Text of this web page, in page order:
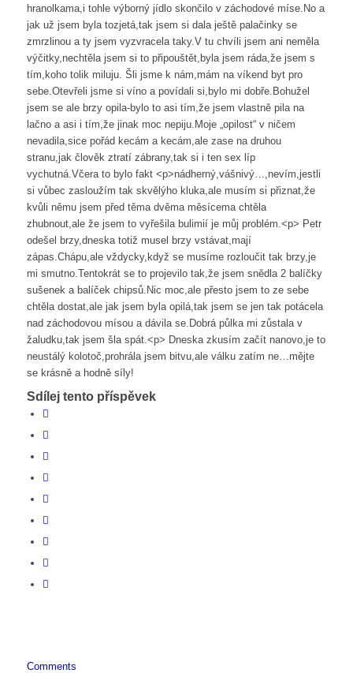
hranolkama,i tohle výborný jídlo skončilo v záchodové míse.No a
jak už jsem byla tozjetá,tak jsem si dala ještě palačinky se
zmrzlinou a ty jsem vyzvracela taky.V tu chvíli jsem ani neměla
výčitky,nechtěla jsem si to připouštět,byla jsem ráda,že jsem s
tím,koho tolik miluju. Šli jsme k nám,mám na víkend byt pro
sebe.Otevřeli jsme si víno a povídali si,bylo mi dobře.Bohužel
jsem se ale brzy opila-bylo to asi tím,že jsem vlastně pila na
lačno a asi i tím,že jinak moc nepiju.Moje „opilost“ v ničem
nevadila,sice pořád kecám a kecám,ale zase na druhou
stranu,jak člověk ztratí zábrany,tak si i ten sex líp
vychutná.Včera to bylo fakt <p>nádherný,vášnivý…,nevím,jestli
si vůbec zasloužím tak skvělýho kluka,ale musím si přiznat,že
kvůli němu jsem před těma dvěma měsícema chtěla
zhubnout,ale že jsem to vyřešila bulimií je můj problém.<p> Petr
odešel brzy,dneska totiž musel brzy vstávat,mají
zápas.Chápu,ale vždycky,když se musíme rozloučit tak brzy,je
mi smutno.Tentokrát se to projevilo tak,že jsem snědla 2 balíčky
sušenek a balíček chipsů.Nic moc,ale přesto jsem to ze sebe
chtěla dostat,ale jak jsem byla opilá,tak jsem se jen tak potácela
nad záchodovou mísou a dávila se.Dobrá půlka mi zůstala v
žaludku,tak jsem šla spát.<p> Dneska zkusím začít nanovo,je to
neustálý kolotoč,prohrála jsem bitvu,ale válku zatím ne…mějte
se krásně a hodně síly!
Sdílej tento příspěvek
Comments